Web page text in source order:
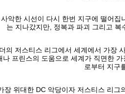
악한 시선이 다시 한번 지구에 떨어
는 지나갔지만, 정복과 파괴 그리고
의 저스티스 리그에서 세계에서 가장
프린스의 도움으로 세계가 직면한
로부터 지구
장 위대한 DC 악당이자 저스티스 리